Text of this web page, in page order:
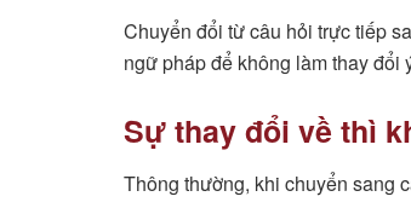
Chuyển đổi từ câu hỏi trực tiếp
ngữ pháp để không làm thay đổi
Sự thay đổi về thì
Thông thường, khi chuyển sang